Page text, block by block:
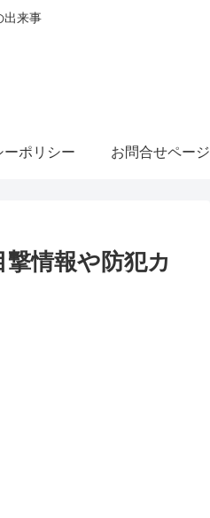
出来事
ーポリシー お問合せページ
情報や防犯カ